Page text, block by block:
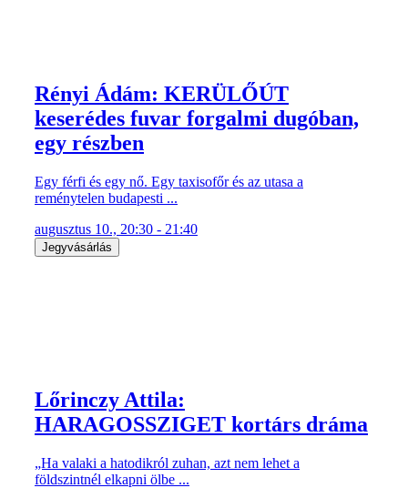
Rényi Ádám: KERÜLŐÚT
keserédes fuvar forgalmi dugóban,
egy részben
Egy férfi és egy nő. Egy taxisofőr és az utasa a
reménytelen budapesti ...
augusztus 10., 20:30 - 21:40
Jegyvásárlás
Lőrinczy Attila:
HARAGOSSZIGET kortárs dráma
„Ha valaki a hatodikról zuhan, azt nem lehet a
földszintnél elkapni ölbe ...